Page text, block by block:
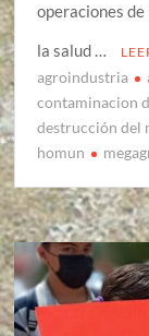
operaciones
la salud …
agroindustria
contaminacion
destrucción del
homun